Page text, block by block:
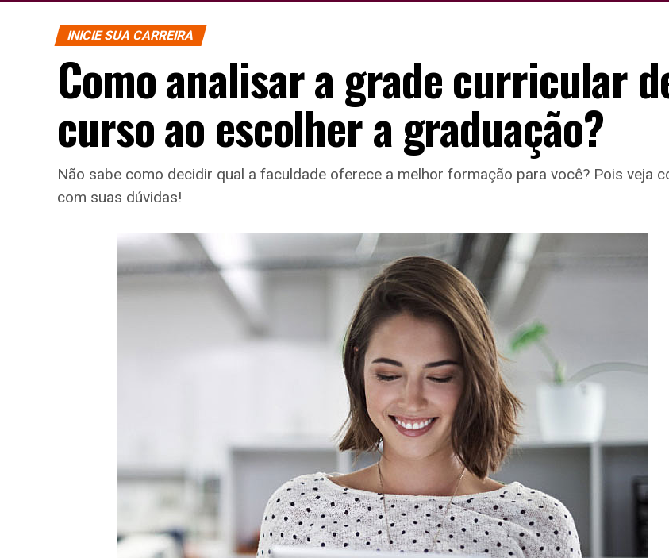
INICIE SUA CARREIRA
Como analisar a grade curricular
curso ao escolher a graduação?
Não sabe como decidir qual a faculdade oferece a melhor formação para você? Pois veja
com suas dúvidas!